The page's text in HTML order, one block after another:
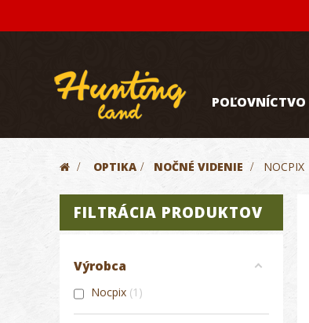
POĽOVNÍCTVO
> OPTIKA > NOČNÉ VIDENIE > NOCPIX
FILTRÁCIA PRODUKTOV
Výrobca
Nocpix 1